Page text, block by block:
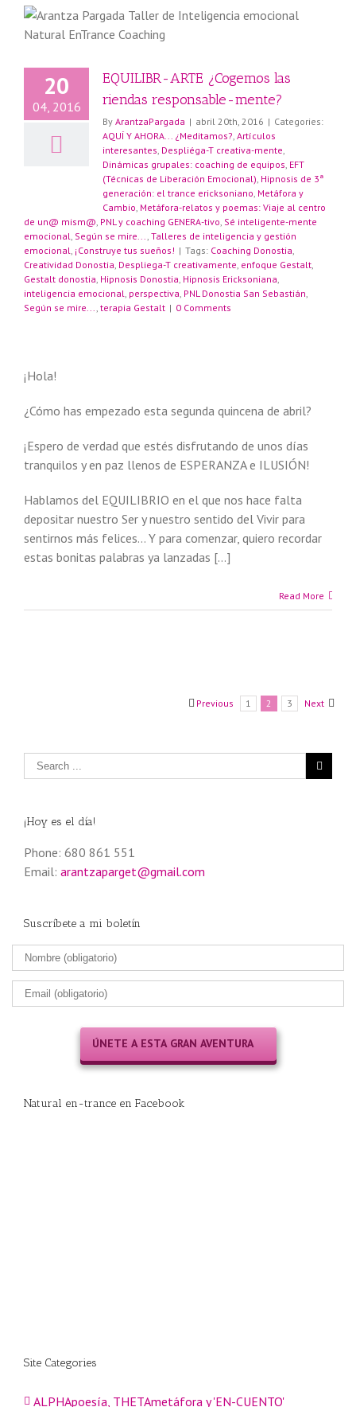
20
04, 2016
EQUILIBR-ARTE ¿Cogemos las
riendas responsable-mente?
By ArantzaPargada | abril 20th, 2016 | Categories:
AQUÍ Y AHORA... ¿Meditamos?, Artículos
interesantes, Despliéga-T creativa-mente,
Dinámicas grupales: coaching de equipos, EFT
(Técnicas de Liberación Emocional), Hipnosis de 3ª
generación: el trance ericksoniano, Metáfora y
Cambio, Metáfora-relatos y poemas: Viaje al centro
de un@ mism@, PNL y coaching GENERA-tivo, Sé inteligente-mente
emocional, Según se mire..., Talleres de inteligencia y gestión
emocional, ¡Construye tus sueños! | Tags: Coaching Donostia,
Creatividad Donostia, Despliega-T creativamente, enfoque Gestalt,
Gestalt donostia, Hipnosis Donostia, Hipnosis Ericksoniana,
inteligencia emocional, perspectiva, PNL Donostia San Sebastián,
Según se mire..., terapia Gestalt | 0 Comments
¡Hola!
¿Cómo has empezado esta segunda quincena de abril?
¡Espero de verdad que estés disfrutando de unos días
tranquilos y en paz llenos de ESPERANZA e ILUSIÓN!
Hablamos del EQUILIBRIO en el que nos hace falta
depositar nuestro Ser y nuestro sentido del Vivir para
sentirnos más felices… Y para comenzar, quiero recordar
estas bonitas palabras ya lanzadas […]
Read More
Previous 1 2 3 Next
¡Hoy es el día!
Phone: 680 861 551
Email: arantzaparget@gmail.com
Suscríbete a mi boletín
Natural en-trance en Facebook
Site Categories
ALPHApoesía, THETAmetáfora y 'EN-CUENTO'